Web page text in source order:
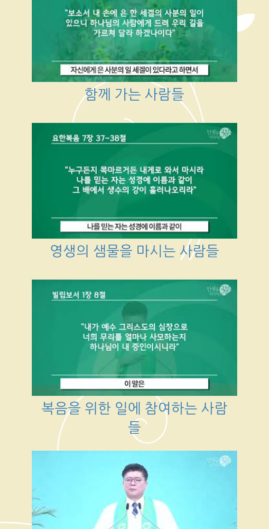
함께 가는 사람들
영생의 샘물을 마시는 사람들
복음을 위한 일에 참여하는 사람
들